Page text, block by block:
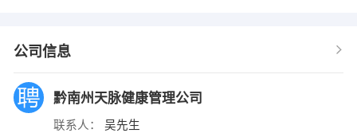
公司信息
黔南州天脉健康管理公司
联系人： 吴先生